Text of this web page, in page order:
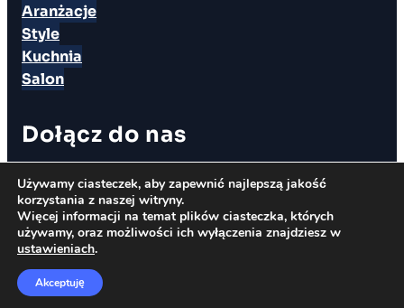
Aranżacje
Style
Kuchnia
Salon
Dołącz do nas
Masz jakieś pytania? Chciałbyś zdobyć trochę
doświadczenia i dołączyć do redakcji?
Napisz do nas !
Kontakt
Używamy ciasteczek, aby zapewnić najlepszą jakość
korzystania z naszej witryny.
Więcej informacji na temat plików ciasteczka, których
używamy, oraz możliwości ich wyłączenia znajdziesz w
ustawieniach.
Akceptuję